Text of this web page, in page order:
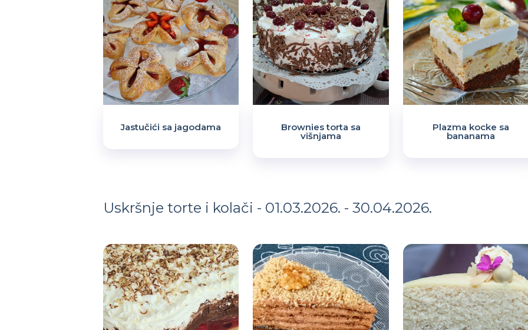
Jastučići sa jagodama Brownies torta sa
višnjama
Plazma kocke sa
bananama
Uskršnje torte i kolači - 01.03.2026. - 30.04.2026.